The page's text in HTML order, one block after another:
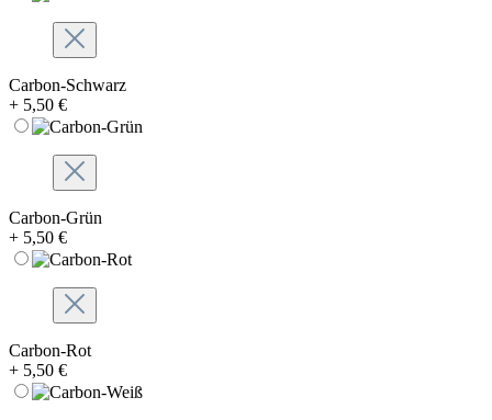
Carbon-Schwarz
+ 5,50 €
Carbon-Grün
+ 5,50 €
Carbon-Rot
+ 5,50 €